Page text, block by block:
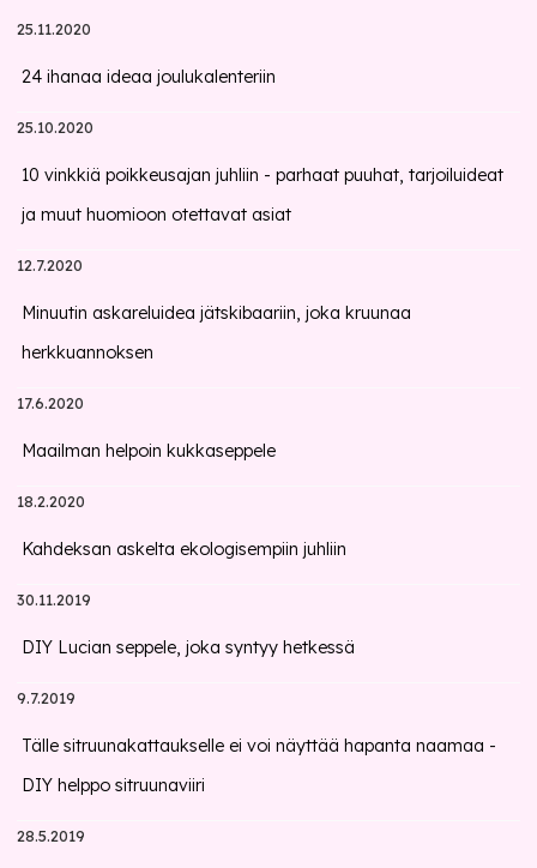
25.11.2020
24 ihanaa ideaa joulukalenteriin
25.10.2020
10 vinkkiä poikkeusajan juhliin - parhaat puuhat, tarjoiluideat
ja muut huomioon otettavat asiat
12.7.2020
Minuutin askareluidea jätskibaariin, joka kruunaa
herkkuannoksen
17.6.2020
Maailman helpoin kukkaseppele
18.2.2020
Kahdeksan askelta ekologisempiin juhliin
30.11.2019
DIY Lucian seppele, joka syntyy hetkessä
9.7.2019
Tälle sitruunakattaukselle ei voi näyttää hapanta naamaa -
DIY helppo sitruunaviiri
28.5.2019